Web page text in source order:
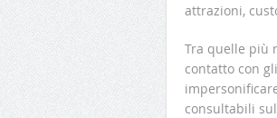
attrazioni,
Tra quelle più
contatto con
consultabili sul